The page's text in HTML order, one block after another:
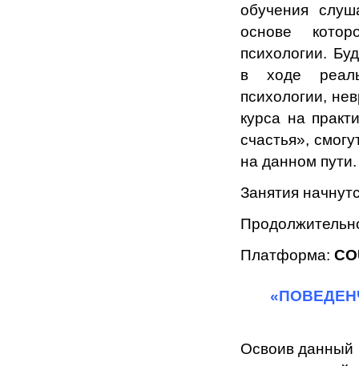
обучения
основе
психологии.
в ходе
психологии,
курса на
счастья»,
на данном пути.
Занятия
Платформа:
Освоив данный